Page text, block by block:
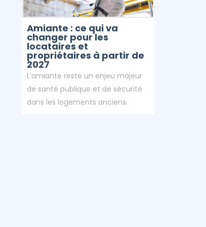
Amiante : ce qui va
changer pour les
locataires et
propriétaires à partir de
2027
L’amiante reste un enjeu majeur
de santé publique et de sécurité
dans les logements anciens.